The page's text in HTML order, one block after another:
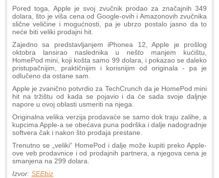
Pored toga, Apple je svoj zvučnik prodao za značajnih 349
dolara, što je viša cena od Google-ovih i Amazonovih zvučnika
slične veličine i mogućnosti, pa je ubrzo postalo jasno da to
neće biti veliki prodajni hit.
Zajedno sa predstavljanjem iPhonea 12, Apple je prošlog
oktobra lansirao naslednika u nešto manjem kućištu,
HomePod mini, koji košta samo 99 dolara, i pokazao se daleko
pristupačnijim, praktičnijim i korisnijim od originala - pa je
odlučeno da ostane sam.
Apple je zvanično potvrdio za TechCrunch da je HomePod mini
hit na tržištu od kada se pojavio i da će sada svoje daljnje
napore u ovoj oblasti usmeriti na njega.
Originalna velika verzija prodavaće se samo dok traju zalihe, a
kupcima Apple-a se obećava puna podrška i dalje nadogradnje
softvera čak i nakon što prodaja prestane.
Trenutno se „veliki“ HomePod i dalje može kupiti preko Apple-
ove veb prodavnice i od prodajnih partnera, a njegova cena je
smanjena na 299 dolara.
Izvor: SEEbiz